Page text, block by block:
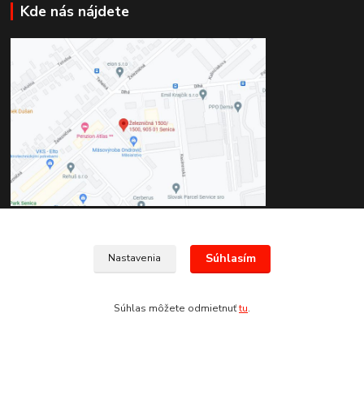
Kde nás nájdete
(Po-Pia, 8:30-17:30 hod.)
Nastavenia Súhlasím
Súhlas môžete odmietnuťtu.